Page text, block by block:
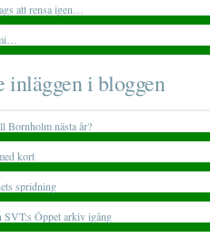
att rensa igen…
inläggen i bloggen
Bornholm nästa år?
kort
spridning
SVT:s Öppet arkiv igång